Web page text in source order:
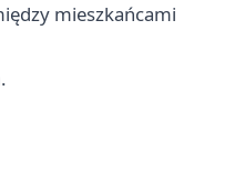
mieszkańcami
.